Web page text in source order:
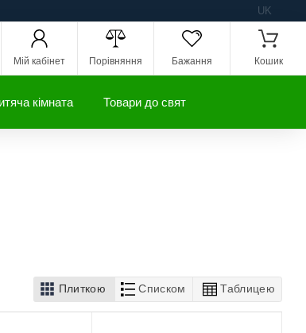
UK
Мій кабінет Порівняння Бажання Кошик
кімната Товари до свят
Плиткою Списком Таблицею